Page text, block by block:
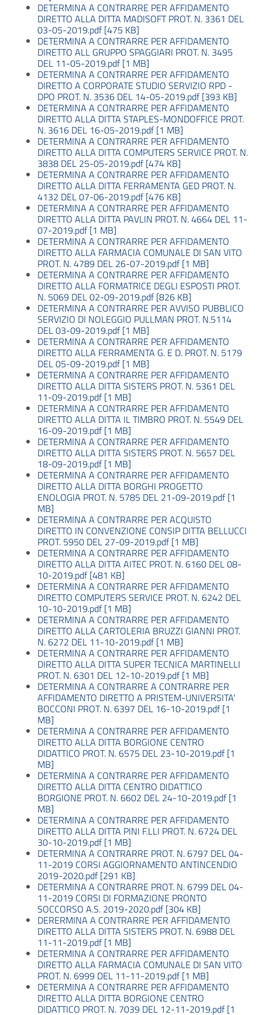
DETERMINA A CONTRARRE PER AFFIDAMENTO
DIRETTO ALLA DITTA MADISOFT PROT. N. 3361 DEL
03-05-2019.pdf [475 KB]
DETERMINA A CONTRARRE PER AFFIDAMENTO
DIRETTO ALL GRUPPO SPAGGIARI PROT. N. 3495
DEL 11-05-2019.pdf [1 MB]
DETERMINA A CONTRARRE PER AFFIDAMENTO
DIRETTO A CORPORATE STUDIO SERVIZIO RPD -
DPO PROT. N. 3536 DEL 14-05-2019.pdf [393 KB]
DETERMINA A CONTRARRE PER AFFIDAMENTO
DIRETTO ALLA DITTA STAPLES-MONDOFFICE PROT.
N. 3616 DEL 16-05-2019.pdf [1 MB]
DETERMINA A CONTRARRE PER AFFIDAMENTO
DIRETTO ALLA DITTA COMPUTERS SERVICE PROT. N.
3838 DEL 25-05-2019.pdf [474 KB]
DETERMINA A CONTRARRE PER AFFIDAMENTO
DIRETTO ALLA DITTA FERRAMENTA GED PROT. N.
4132 DEL 07-06-2019.pdf [476 KB]
DETERMINA A CONTRARRE PER AFFIDAMENTO
DIRETTO ALLA DITTA PAVLIN PROT. N. 4664 DEL 11-
07-2019.pdf [1 MB]
DETERMINA A CONTRARRE PER AFFIDAMENTO
DIRETTO ALLA FARMACIA COMUNALE DI SAN VITO
PROT. N. 4789 DEL 26-07-2019.pdf [1 MB]
DETERMINA A CONTRARRE PER AFFIDAMENTO
DIRETTO ALLA FORMATRICE DEGLI ESPOSTI PROT.
N. 5069 DEL 02-09-2019.pdf [826 KB]
DETERMINA A CONTRARRE PER AVVISO PUBBLICO
SERVIZIO DI NOLEGGIO PULLMAN PROT. N.5114
DEL 03-09-2019.pdf [1 MB]
DETERMINA A CONTRARRE PER AFFIDAMENTO
DIRETTO ALLA FERRAMENTA G. E D. PROT. N. 5179
DEL 05-09-2019.pdf [1 MB]
DETERMINA A CONTRARRE PER AFFIDAMENTO
DIRETTO ALLA DITTA SISTERS PROT. N. 5361 DEL
11-09-2019.pdf [1 MB]
DETERMINA A CONTRARRE PER AFFIDAMENTO
DIRETTO ALLA DITTA IL TIMBRO PROT. N. 5549 DEL
16-09-2019.pdf [1 MB]
DETERMINA A CONTRARRE PER AFFIDAMENTO
DIRETTO ALLA DITTA SISTERS PROT. N. 5657 DEL
18-09-2019.pdf [1 MB]
DETERMINA A CONTRARRE PER AFFIDAMENTO
DIRETTO ALLA DITTA BORGHI PROGETTO
ENOLOGIA PROT. N. 5785 DEL 21-09-2019.pdf [1
MB]
DETERMINA A CONTRARRE PER ACQUISTO
DIRETTO IN CONVENZIONE CONSIP DITTA BELLUCCI
PROT. 5950 DEL 27-09-2019.pdf [1 MB]
DETERMINA A CONTRARRE PER AFFIDAMENTO
DIRETTO ALLA DITTA AITEC PROT. N. 6160 DEL 08-
10-2019.pdf [481 KB]
DETERMINA A CONTRARRE PER AFFIDAMENTO
DIRETTO COMPUTERS SERVICE PROT. N. 6242 DEL
10-10-2019.pdf [1 MB]
DETERMINA A CONTRARRE PER AFFIDAMENTO
DIRETTO ALLA CARTOLERIA BRUZZI GIANNI PROT.
N. 6272 DEL 11-10-2019.pdf [1 MB]
DETERMINA A CONTRARRE PER AFFIDAMENTO
DIRETTO ALLA DITTA SUPER TECNICA MARTINELLI
PROT. N. 6301 DEL 12-10-2019.pdf [1 MB]
DETERMINA A CONTRARRE A CONTRARRE PER
AFFIDAMENTO DIRETTO A PRISTEM-UNIVERSITA'
BOCCONI PROT. N. 6397 DEL 16-10-2019.pdf [1
MB]
DETERMINA A CONTRARRE PER AFFIDAMENTO
DIRETTO ALLA DITTA BORGIONE CENTRO
DIDATTICO PROT. N. 6575 DEL 23-10-2019.pdf [1
MB]
DETERMINA A CONTRARRE PER AFFIDAMENTO
DIRETTO ALLA DITTA CENTRO DIDATTICO
BORGIONE PROT. N. 6602 DEL 24-10-2019.pdf [1
MB]
DETERMINA A CONTRARRE PER AFFIDAMENTO
DIRETTO ALLA DITTA PINI F.LLI PROT. N. 6724 DEL
30-10-2019.pdf [1 MB]
DETERMINA A CONTRARRE PROT. N. 6797 DEL 04-
11-2019 CORSI AGGIORNAMENTO ANTINCENDIO
2019-2020.pdf [291 KB]
DETERMINA A CONTRARRE PROT. N. 6799 DEL 04-
11-2019 CORSI DI FORMAZIONE PRONTO
SOCCORSO A.S. 2019-2020.pdf [304 KB]
DERERMINA A CONTRARRE PER AFFIDAMENTO
DIRETTO ALLA DITTA SISTERS PROT. N. 6988 DEL
11-11-2019.pdf [1 MB]
DETERMINA A CONTRARRE PER AFFIDAMENTO
DIRETTO ALLA FARMACIA COMUNALE DI SAN VITO
PROT. N. 6999 DEL 11-11-2019.pdf [1 MB]
DETERMINA A CONTRARRE PER AFFIDAMENTO
DIRETTO ALLA DITTA BORGIONE CENTRO
DIDATTICO PROT. N. 7039 DEL 12-11-2019.pdf [1